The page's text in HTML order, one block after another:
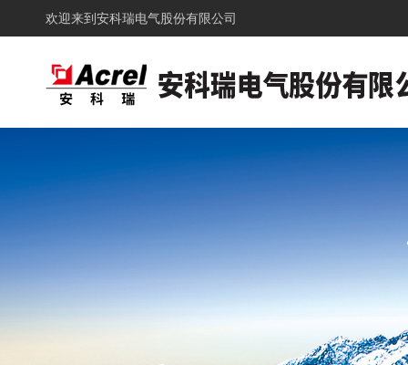
欢迎来到 安科瑞电气股份有限公司